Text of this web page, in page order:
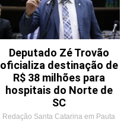
Deputado Zé Trovão
oficializa destinação de
R$ 38 milhões para
hospitais do Norte de
SC
Redação Santa Catarina em Pauta